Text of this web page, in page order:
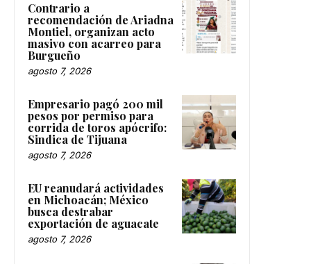
Contrario a
recomendación de Ariadna
Montiel, organizan acto
masivo con acarreo para
Burgueño
agosto 7, 2026
Empresario pagó 200 mil
pesos por permiso para
corrida de toros apócrifo:
Sindica de Tijuana
agosto 7, 2026
EU reanudará actividades
en Michoacán; México
busca destrabar
exportación de aguacate
agosto 7, 2026